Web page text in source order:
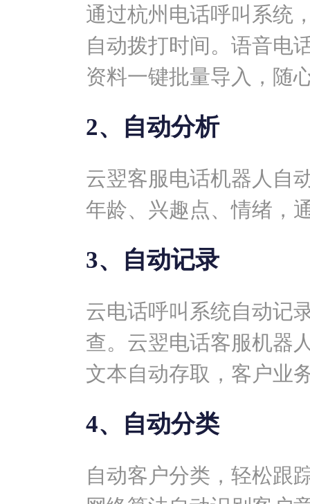
通过杭州电话呼叫系统
自动拨打时间。语音电
资料一键批量导入，随
2、自动分析
云翌客服电话机器人自
年龄、兴趣点、情绪，
3、自动记录
云电话呼叫系统自动记
查。云翌电话客服机器
文本自动存取，客户业
4、自动分类
自动客户分类，轻松跟